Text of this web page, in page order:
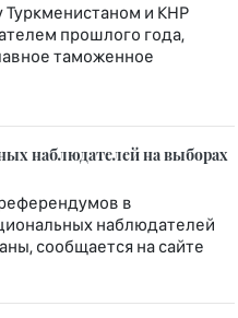
Туркменистаном и КНР
прошлого года,
таможенное
наблюдателей на выборах
в
наблюдателей
сообщается на сайте